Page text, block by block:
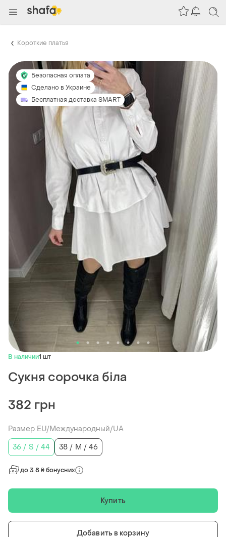
Короткие платья
Безопасная оплата
Сделано в Украине
Бесплатная доставка SMART
В наличии1 шт
Сукня сорочка біла
382 грн
Размер EU/Международный/UA
36 / S / 44
38 / M / 46
до 3.8 ₴ бонусних
Купить
Добавить в корзину